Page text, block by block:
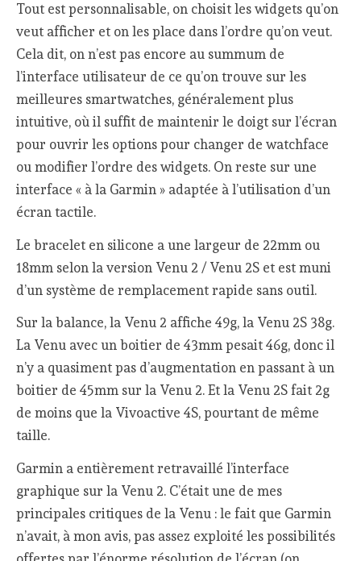
Tout est personnalisable, on choisit les widgets qu’on
veut afficher et on les place dans l’ordre qu’on veut.
Cela dit, on n’est pas encore au summum de
l’interface utilisateur de ce qu’on trouve sur les
meilleures smartwatches, généralement plus
intuitive, où il suffit de maintenir le doigt sur l’écran
pour ouvrir les options pour changer de watchface
ou modifier l’ordre des widgets. On reste sur une
interface « à la Garmin » adaptée à l’utilisation d’un
écran tactile.
Le bracelet en silicone a une largeur de 22mm ou
18mm selon la version Venu 2 / Venu 2S et est muni
d’un système de remplacement rapide sans outil.
Sur la balance, la Venu 2 affiche 49g, la Venu 2S 38g.
La Venu avec un boitier de 43mm pesait 46g, donc il
n’y a quasiment pas d’augmentation en passant à un
boitier de 45mm sur la Venu 2. Et la Venu 2S fait 2g
de moins que la Vivoactive 4S, pourtant de même
taille.
Garmin a entièrement retravaillé l’interface
graphique sur la Venu 2. C’était une de mes
principales critiques de la Venu : le fait que Garmin
n’avait, à mon avis, pas assez exploité les possibilités